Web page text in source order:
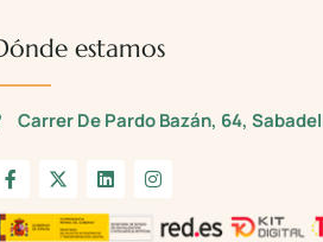
estamos
Carrer De Pardo Bazán, 64,